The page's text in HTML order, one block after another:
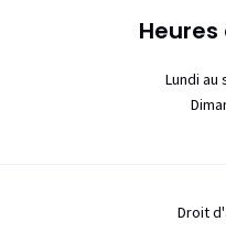
Lundi au
Droit